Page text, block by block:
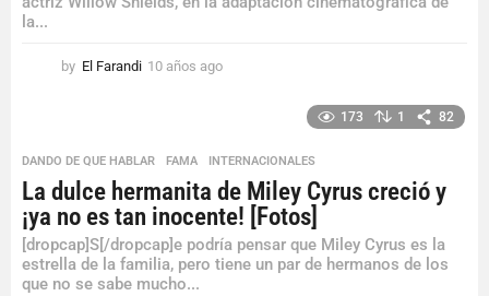
la...
by El Farandi 10 años ago
s
a
g
173 1 82
DANDO DE QUE HABLAR ,FAMA INTERNACIONALES
La dulce hermanita de Miley Cyrus creció y
¡ya no es tan inocente! [Fotos]
[dropcap]S[/dropcap]e podría pensar que Miley Cyrus es la
estrella de la familia, pero tiene un par de hermanos de los
que no se sabe mucho...